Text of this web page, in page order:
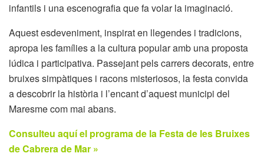
infantils i una escenografia que fa volar la imaginació.
Aquest esdeveniment, inspirat en llegendes i tradicions,
apropa les famílies a la cultura popular amb una proposta
lúdica i participativa. Passejant pels carrers decorats, entre
bruixes simpàtiques i racons misteriosos, la festa convida
a descobrir la història i l’encant d’aquest municipi del
Maresme com mai abans.
Consulteu aquí el programa de la Festa de les Bruixes
de Cabrera de Mar »